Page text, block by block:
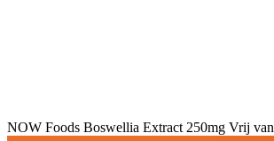
NOW Foods Boswellia Extract 250mg Vrij van